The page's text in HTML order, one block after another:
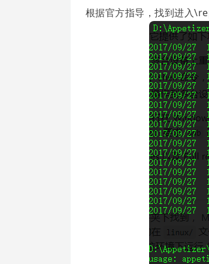
根据官方指导，找到进入